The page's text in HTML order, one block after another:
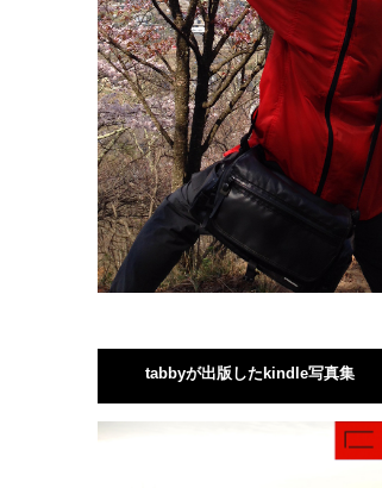
tabbyが出版したkindle写真集